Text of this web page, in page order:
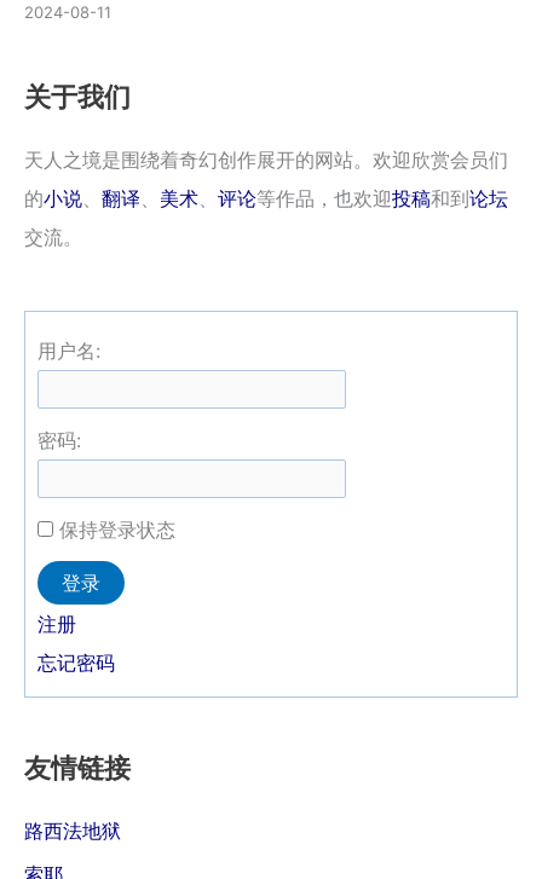
2024-08-11
关于我们
天人之境是围绕着奇幻创作展开的网站。欢迎欣赏会员们
的小说、 翻译、 美术、 评论等作品，也欢迎投稿和到论坛
交流。
用户名:
密码:
保持登录状态
Alternative:
登录
注册
忘记密码
友情链接
路西法地狱
索耶